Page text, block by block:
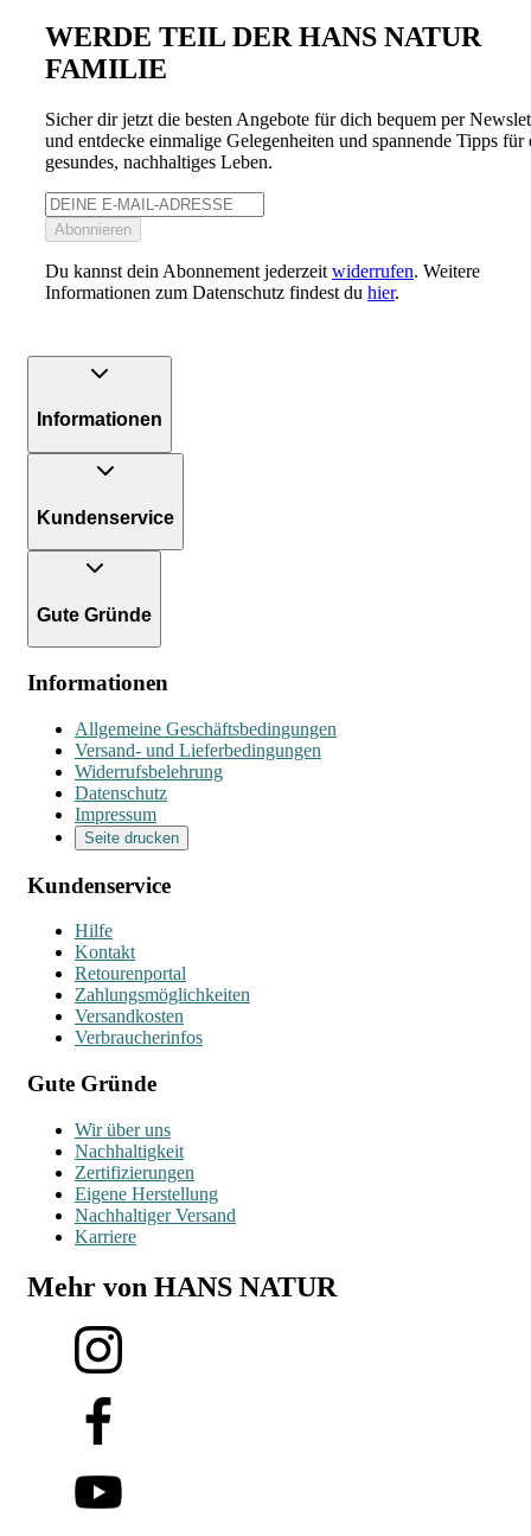
WERDE TEIL DER HANS NATUR
FAMILIE
Sicher dir jetzt die besten Angebote für dich bequem per
und entdecke einmalige Gelegenheiten und spannende Tipps für
gesundes, nachhaltiges Leben.
Abonnieren
Du kannst dein Abonnement jederzeit widerrufen. Weitere
Informationen zum Datenschutz findest du hier.
Informationen
Kundenservice
Gute Gründe
Informationen
Allgemeine Geschäftsbedingungen
Versand- und Lieferbedingungen
Widerrufsbelehrung
Datenschutz
Impressum
Seite drucken
Kundenservice
Hilfe
Kontakt
Retourenportal
Zahlungsmöglichkeiten
Versandkosten
Verbraucherinfos
Gute Gründe
Wir über uns
Nachhaltigkeit
Zertifizierungen
Eigene Herstellung
Nachhaltiger Versand
Karriere
Mehr von HANS NATUR